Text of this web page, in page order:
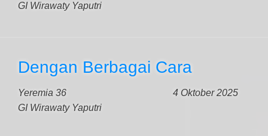
GI Wirawaty Yaputri
Dengan Berbagai Cara
Yeremia 36
4 Oktober 2025
GI Wirawaty Yaputri